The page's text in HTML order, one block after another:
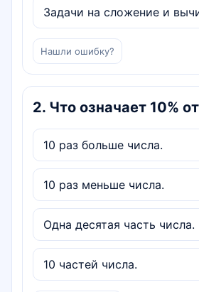
Задачи на сложение и
Нашли ошибку?
2. Что означает 10%
10 раз больше числа.
10 раз меньше числа.
Одна десятая часть числа.
10 частей числа.